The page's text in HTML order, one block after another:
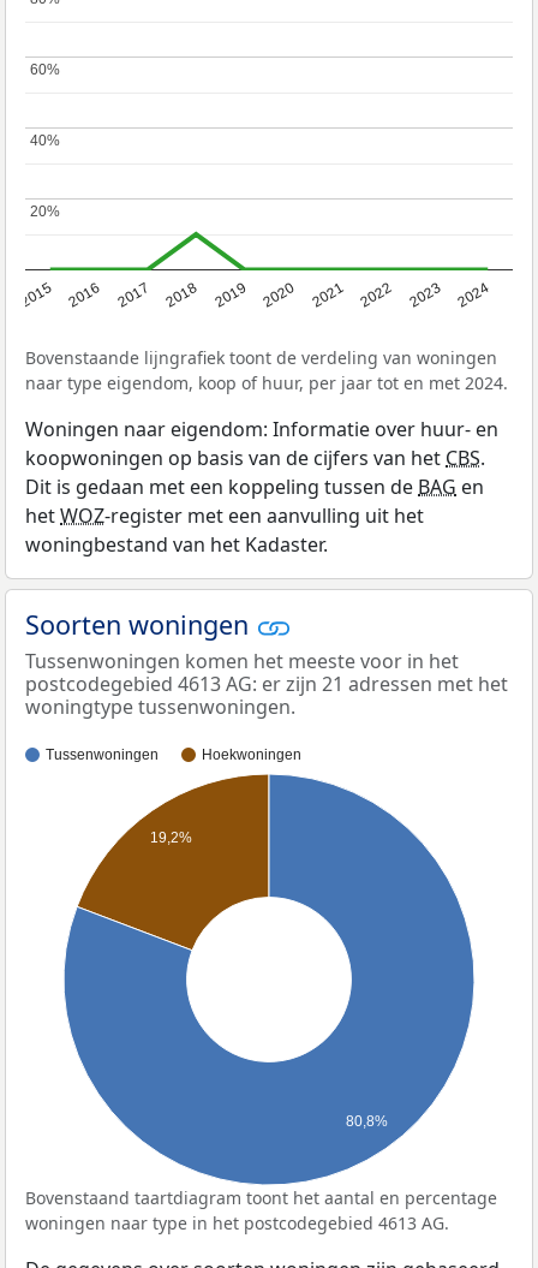
2015 2016 2017 2018 2019 2020 2021 2022 2023 2024
20%
20%
40%
40%
60%
60%
Bovenstaande lijngrafiek toont de verdeling van woningen
naar type eigendom, koop of huur, per jaar tot en met 2024.
Woningen naar eigendom: Informatie over huur- en
koopwoningen op basis van de cijfers van het CBS.
Dit is gedaan met een koppeling tussen de BAG en
hetWOZ-register met een aanvulling uit het
woningbestand van het Kadaster.
Soorten woningen
Tussenwoningen komen het meeste voor in het
postcodegebied 4613 AG: er zijn 21 adressen met het
woningtype tussenwoningen.
Tussenwoningen Hoekwoningen
19,2%
80,8%
Bovenstaand taartdiagram toont het aantal en percentage
woningen naar type in het postcodegebied 4613 AG.